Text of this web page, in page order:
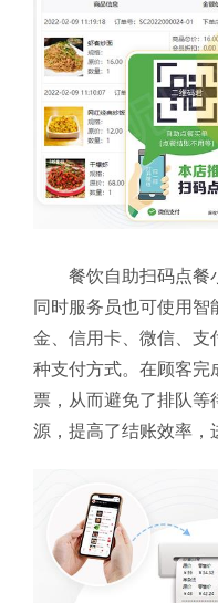
餐饮自助扫码点餐
同时服务员也可使用智
金、信用卡、微信、支
种支付方式。在顾客完
票，从而避免了排队等
源，提高了结账效率，